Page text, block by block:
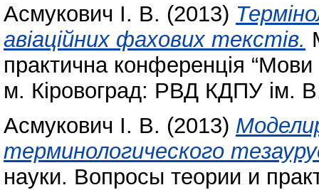
Асмукович І. В. (2013)
авіаційних фахових текстів.
практична конференція “Мови
м. Кіровоград: РВД КДПУ ім.
Асмукович І. В. (2013)
терминологического
науки. Вопросы теории и